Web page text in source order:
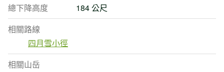
總下降高度
184 公尺
相關路線
四月雪小徑
相關山岳